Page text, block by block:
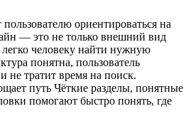
ориентироваться на
— это не только внешний вид
легко человеку найти нужную
понятна, пользователь
не тратит время на поиск.
путь Чёткие разделы, понятные
помогают быстро понять, где